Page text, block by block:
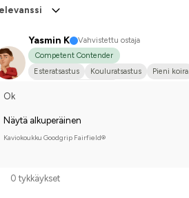
Yasmin K
Vahvistettu ostaja
Competent Contender
Esteratsastus
Kouluratsastus Pieni koira
Ok
Näytä alkuperäinen
Kaviokoukku Goodgrip Fairfield®
0 tykkäykset